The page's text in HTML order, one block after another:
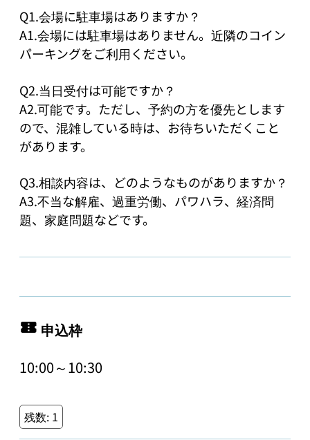
Q1.会場に駐車場はありますか？
A1.会場には駐車場はありません。近隣のコイン
パーキングをご利用ください。
Q2.当日受付は可能ですか？
A2.可能です。ただし、予約の方を優先とします
ので、混雑している時は、お待ちいただくこと
があります。
Q3.相談内容は、どのようなものがありますか？
A3.不当な解雇、過重労働、パワハラ、経済問
題、家庭問題などです。
申込枠
10:00～10:30
残数: 1